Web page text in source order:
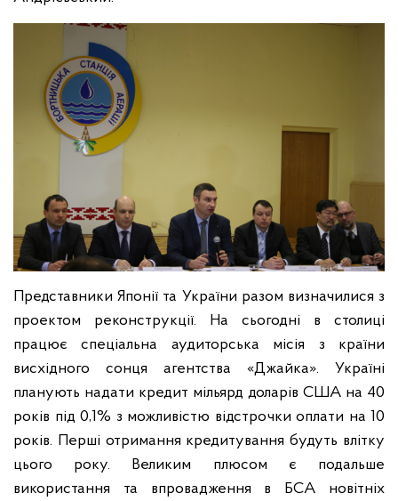
Представники Японії та України разом визначилися з
проектом реконструкції. На сьогодні в столиці
працює спеціальна аудиторська місія з країни
висхідного сонця агентства «Джайка». Україні
планують надати кредит мільярд доларів США на 40
років під 0,1% з можливістю відстрочки оплати на 10
років. Перші отримання кредитування будуть влітку
цього року. Великим плюсом є подальше
використання та впровадження в БСА новітніх